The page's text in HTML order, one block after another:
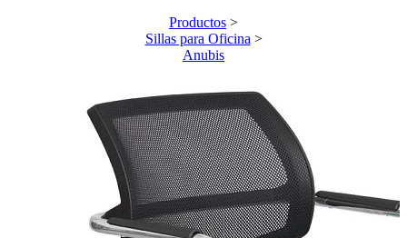
Productos >
Sillas para Oficina >
Anubis